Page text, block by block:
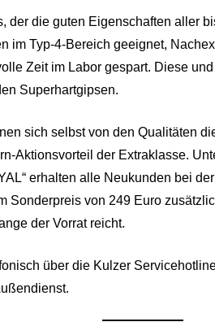
der die guten Eigenschaften aller
im Typ-4-Bereich geeignet,
Zeit im Labor gespart. Diese
Superhartgipsen.
sich selbst von den Qualitäten
Aktionsvorteil der Extraklasse.
erhalten alle Neukunden bei
Sonderpreis von 249 Euro
der Vorrat reicht.
über die Kulzer